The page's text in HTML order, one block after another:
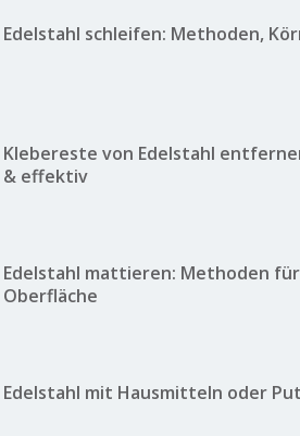
Edelstahl schleifen: Methoden,
Klebereste von Edelstahl
& effektiv
Edelstahl mattieren: Methoden
Oberfläche
Edelstahl mit Hausmitteln oder